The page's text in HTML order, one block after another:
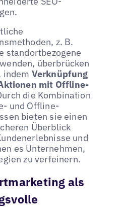
z. B.
standortbezogene
überbrücken
indem Verknüpfung
mit Offline-
die Kombination
und Offline-
bieten sie einen
Überblick
und
es Unternehmen,
zu verfeinern.
als